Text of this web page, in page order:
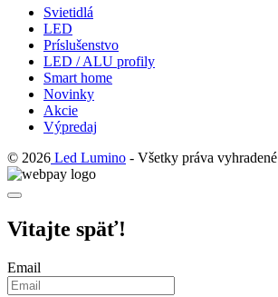
Svietidlá
LED
Príslušenstvo
LED / ALU profily
Smart home
Novinky
Akcie
Výpredaj
© 2026 Led Lumino - Všetky práva vyhradené
Vitajte späť!
Email